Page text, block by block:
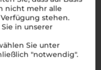
nicht mehr alle
stehen.
in unserer
Sie unter
"notwendig".